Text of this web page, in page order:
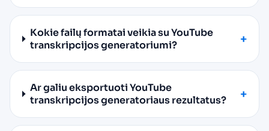
Kokie failų formatai veikia su YouTube
transkripcijos generatoriumi?
Ar galiu eksportuoti YouTube
transkripcijos generatoriaus rezultatus?